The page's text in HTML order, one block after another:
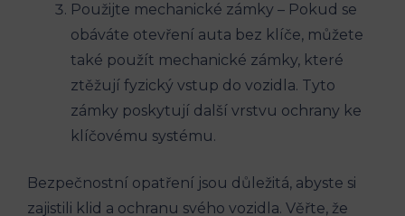
Použijte mechanické zámky –​ Pokud se
obáváte otevření auta bez klíče, můžete
také použít mechanické zámky, ⁢které
ztěžují fyzický vstup do vozidla. Tyto
zámky poskytují další vrstvu ochrany ke
klíčovému systému.
Bezpečnostní opatření jsou důležitá, abyste si
zajistili klid a ⁣ochranu svého vozidla. Věřte,‌ že⁤